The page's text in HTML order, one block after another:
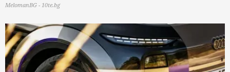
MelomanBG - 10te.bg